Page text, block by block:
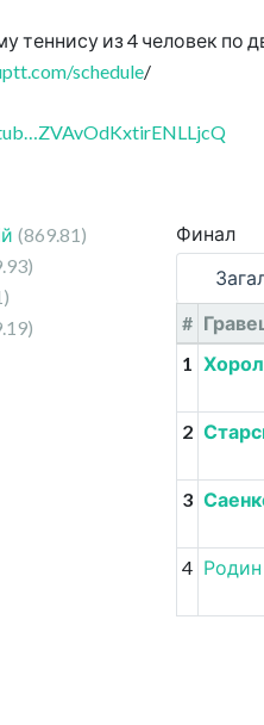
теннису из 4 человек по
schedule/
(869.81)
Финал
#
1
2
3
4